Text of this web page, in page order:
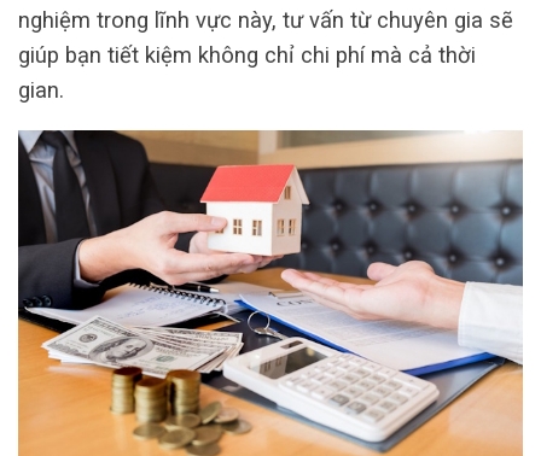
nghiệm trong lĩnh vực này, tư vấn từ chuyên gia sẽ
giúp bạn tiết kiệm không chỉ chi phí mà cả thời
gian.